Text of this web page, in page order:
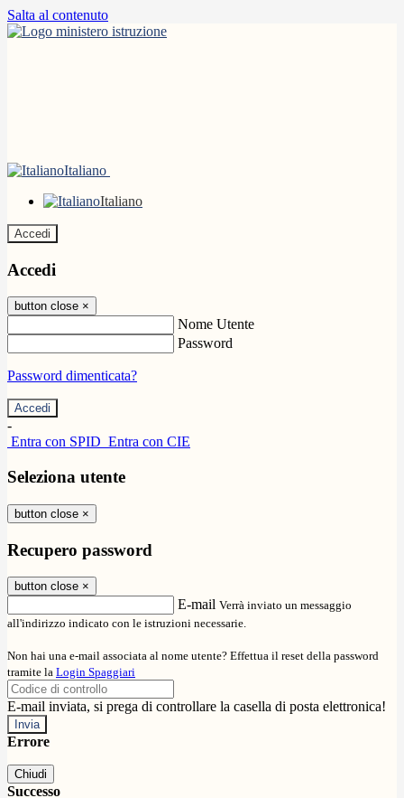
Salta al contenuto
Italiano
Italiano
Accedi
Accedi
button close ×
Nome Utente
Password
Password dimenticata?
-
Entra con SPID Entra con CIE
Seleziona utente
button close ×
Recupero password
button close ×
E-mail Verrà inviato un messaggio
all'indirizzo indicato con le istruzioni necessarie.
Non hai una e-mail associata al nome utente? Effettua il reset della password
tramite la Login Spaggiari
E-mail inviata, si prega di controllare la casella di posta elettronica!
Errore
Chiudi
Successo